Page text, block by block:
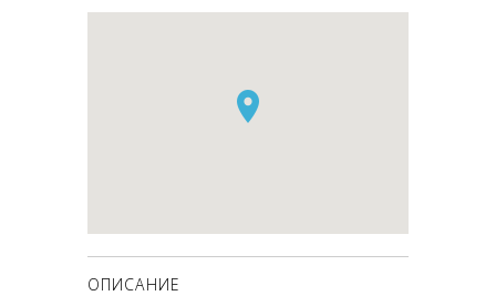
ОПИСАНИЕ